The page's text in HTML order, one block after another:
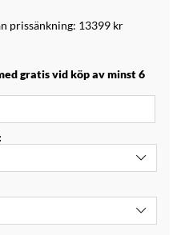
prissänkning: 13399 kr
gratis vid köp av minst 6